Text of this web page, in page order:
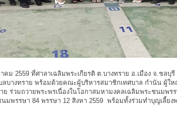
คม 2559 ที่ศาลาเฉลิมพระเกียรติ ต.บางทราย อ.เมือง จ.ชลบุ
ลบางทราย พร้อมด้วยคณะผู้บริหารสมาชิกเทศบาล กำนัน ผู้ใ
ย ร่วมถวายพระพรเนื่องในโอกาสมหามงคลเฉลิมพระชนมพร
มพรรษา 84 พรรษา 12 สิงหา 2559 พร้อมทั้งร่วมทำบุญเลี้ย